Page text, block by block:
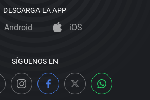
DESCARGA LA APP
Android iOS
SÍGUENOS EN